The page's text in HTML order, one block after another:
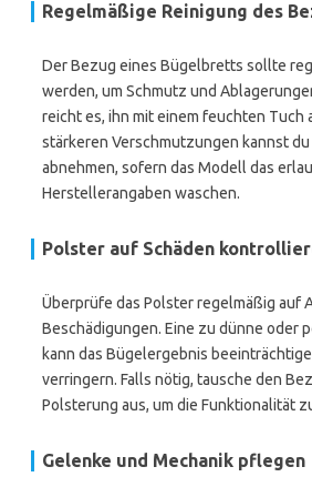
Regelmäßige Reinigung des
Der Bezug eines Bügelbretts sollte
werden, um Schmutz und
reicht es, ihn mit einem feuchten Tuch
stärkeren Verschmutzungen kannst
abnehmen, sofern das Modell das
Herstellerangaben waschen.
Polster auf Schäden
Überprüfe das Polster regelmäßig auf
Beschädigungen. Eine zu dünne oder
kann das Bügelergebnis
verringern. Falls nötig, tausche den
Polsterung aus, um die Funktionalität
Gelenke und Mechanik pflegen